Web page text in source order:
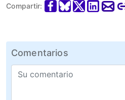
Compartir:
Comentarios